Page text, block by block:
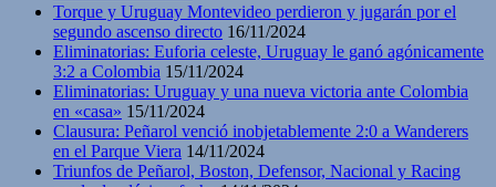
Torque y Uruguay Montevideo perdieron y jugarán por el
segundo ascenso directo 16/11/2024
Eliminatorias: Euforia celeste, Uruguay le ganó agónicamente
3:2 a Colombia 15/11/2024
Eliminatorias: Uruguay y una nueva victoria ante Colombia
en «casa» 15/11/2024
Clausura: Peñarol venció inobjetablemente 2:0 a Wanderers
en el Parque Viera 14/11/2024
Triunfos de Peñarol, Boston, Defensor, Nacional y Racing